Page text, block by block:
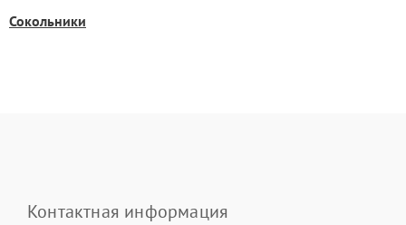
Сокольники
Контактная информация